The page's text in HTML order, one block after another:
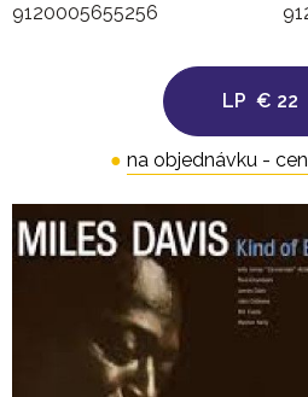
9120005655256
LP € 22
● na objednávku -